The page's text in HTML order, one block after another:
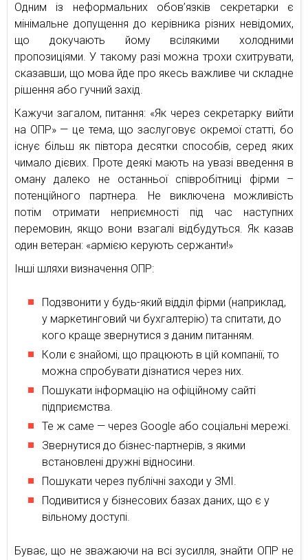
Одним із неформальних обов’язків секретарки є
мінімальне допущення до керівника різних невідомих,
що докучають йому всілякими холодними
пропозиціями. У такому разі можна трохи схитрувати,
сказавши, що мова йде про якесь важливе чи складне
рішення або гучний захід.
Кажучи загалом, питання: «Як через секретарку вийти
на ОПР» — це тема, що заслуговує окремої статті, бо
існує більш як півтора десятки способів, серед яких
чимало дієвих. Проте деякі мають на увазі введення в
оману далеко не останньої співробітниці фірми –
потенційного партнера. Не виключена можливість
потім отримати неприємності під час наступних
перемовин, якщо вони взагалі відбудуться. Як казав
один ветеран: «армією керують сержанти!»
Інші шляхи визначення ОПР:
Подзвонити у будь-який відділ фірми (наприклад,
у маркетинговий чи бухгалтерію) та спитати, до
кого краще звернутися з даним питанням.
Коли є знайомі, що працюють в цій компанії, то
можна спробувати дізнатися через них.
Пошукати інформацію на офіційному сайті
підприємства.
Те ж саме — через Google або соціальні мережі.
Звернутися до бізнес-партнерів, з якими
встановлені дружні відносини.
Пошукати через публічні заходи у ЗМІ.
Подивитися у бізнесових базах даних, що є у
вільному доступі.
Буває, що не зважаючи на всі зусилля, знайти ОПР не